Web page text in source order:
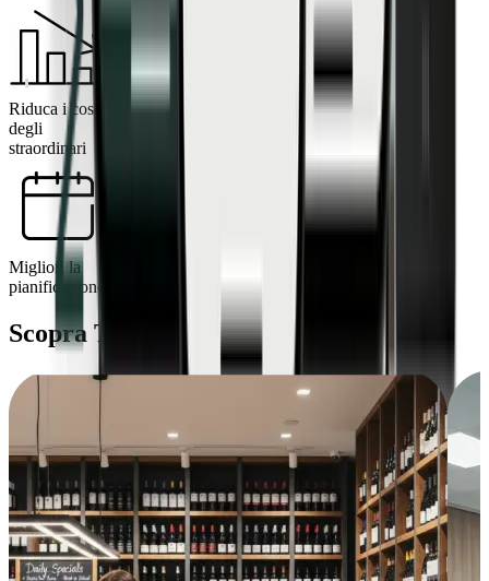
Riduca i costi
degli
straordinari
Migliori la
pianificazione
Scopra TimeMoto